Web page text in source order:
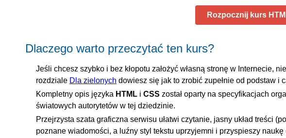
Rozpocznij kurs
Dlaczego warto przeczytać ten kurs?
Jeśli chcesz szybko i bez kłopotu założyć własną stronę w Internecie,
rozdziale Dla zielonych dowiesz się jak to zrobić zupełnie od podstaw i
Kompletny opis języka HTML i CSS został oparty na specyfikacjach
światowych autorytetów w tej dziedzinie.
Przejrzysta szata graficzna serwisu ułatwi czytanie, jasny układ treści
poznane wiadomości, a luźny styl tekstu uprzyjemni i przyspieszy